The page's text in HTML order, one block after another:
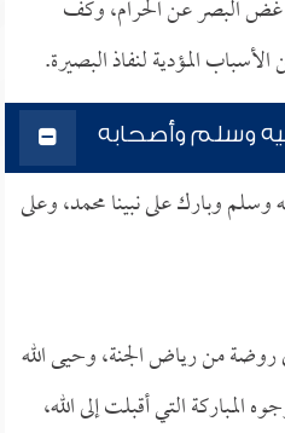
غض البصر عن الحرام، وكف
المؤدية لنفاذ البصيرة.
وسلم وأصحابه
وسلم وبارك على نبينا محمد، وعلى
روضة من رياض الجنة، وحيى الله
المباركة التي أقبلت إلى الله،